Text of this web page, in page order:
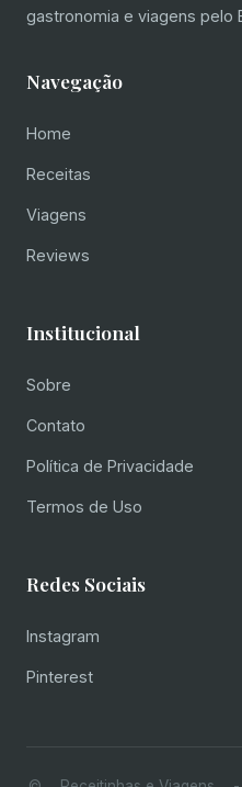
gastronomia e viagens pelo
Navegação
Home
Receitas
Viagens
Reviews
Institucional
Sobre
Contato
Política de Privacidade
Termos de Uso
Redes Sociais
Instagram
Pinterest